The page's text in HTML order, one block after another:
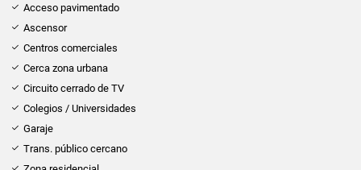
Acceso pavimentado
Ascensor
Centros comerciales
Cerca zona urbana
Circuito cerrado de TV
Colegios / Universidades
Garaje
Trans. público cercano